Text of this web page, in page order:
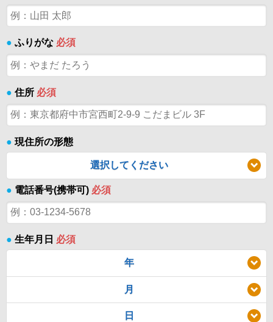
● ふりがな 必須
● 住所 必須
● 現住所の形態
選択してください
● 電話番号(携帯可) 必須
● 生年月日 必須
年
月
日